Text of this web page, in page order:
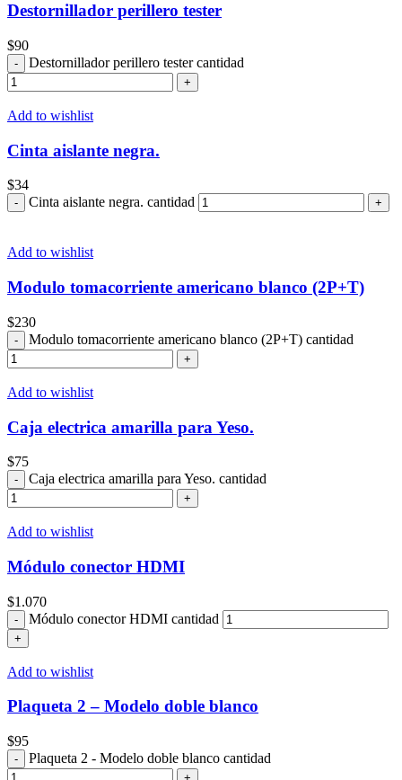
Destornillador perillero tester
$90
Destornillador perillero tester cantidad
Add to wishlist
Cinta aislante negra.
$34
Cinta aislante negra. cantidad
Add to wishlist
Modulo tomacorriente americano blanco (2P+T)
$230
Modulo tomacorriente americano blanco (2P+T) cantidad
Add to wishlist
Caja electrica amarilla para Yeso.
$75
Caja electrica amarilla para Yeso. cantidad
Add to wishlist
Módulo conector HDMI
$1.070
Módulo conector HDMI cantidad
Add to wishlist
Plaqueta 2 – Modelo doble blanco
$95
Plaqueta 2 - Modelo doble blanco cantidad